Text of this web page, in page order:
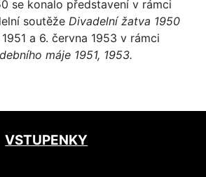
se konalo představení v rámci
soutěže Divadelní žatva 1950
a 6. června 1953 v rámci
máje 1951, 1953.
VSTUPENKY